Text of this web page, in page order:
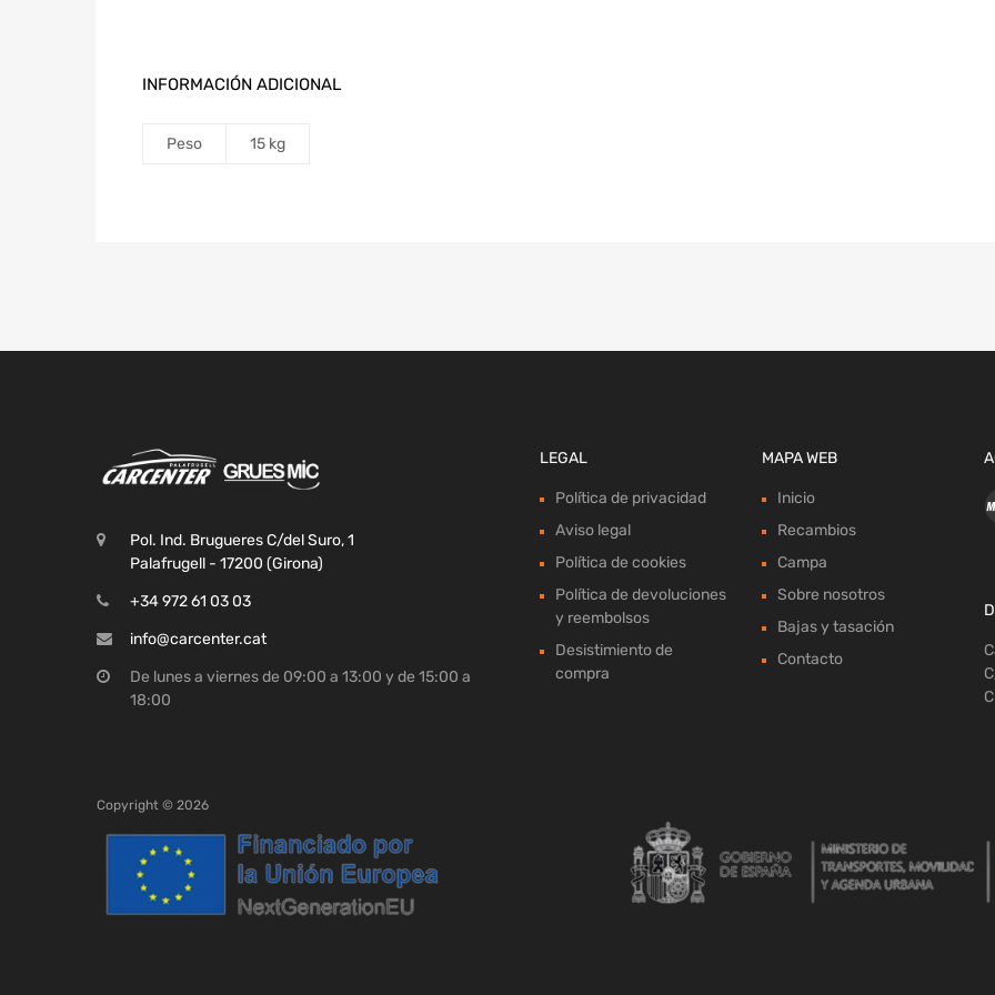
INFORMACIÓN ADICIONAL
Peso 15 kg
Pol. Ind. Brugueres C/del Suro, 1
Palafrugell - 17200 (Girona)
+34 972 61 03 03
info@carcenter.cat
De lunes a viernes de 09:00 a 13:00 y de 15:00 a
18:00
LEGAL
Política de privacidad
Aviso legal
Política de cookies
Política de devoluciones
y reembolsos
Desistimiento de
compra
MAPA WEB
Inicio
Recambios
Campa
Sobre nosotros
Bajas y tasación
Contacto
Copyright © 2026